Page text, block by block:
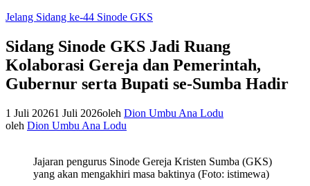
Jelang Sidang ke-44 Sinode GKS
Sidang Sinode GKS Jadi Ruang
Kolaborasi Gereja dan Pemerintah,
Gubernur serta Bupati se-Sumba Hadir
1 Juli 20261 Juli 2026oleh Dion Umbu Ana Lodu
oleh Dion Umbu Ana Lodu
Jajaran pengurus Sinode Gereja Kristen Sumba (GKS)
yang akan mengakhiri masa baktinya (Foto: istimewa)